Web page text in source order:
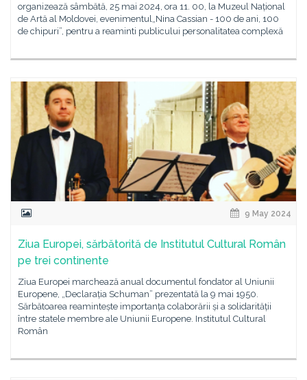
organizează sâmbătă, 25 mai 2024, ora 11. 00, la Muzeul Național
de Artă al Moldovei, evenimentul„Nina Cassian - 100 de ani, 100
de chipuri”, pentru a reaminti publicului personalitatea complexă
9 May 2024
Ziua Europei, sărbătorită de Institutul Cultural Român
pe trei continente
Ziua Europei marchează anual documentul fondator al Uniunii
Europene, „Declarația Schuman” prezentată la 9 mai 1950.
Sărbătoarea reamintește importanța colaborării și a solidarității
între statele membre ale Uniunii Europene. Institutul Cultural
Român